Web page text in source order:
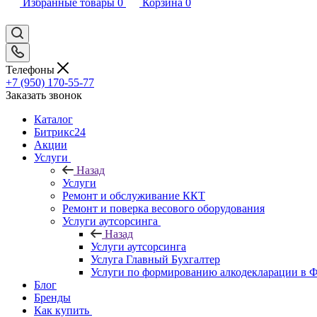
Избранные товары 0 Корзина 0
Телефоны
+7 (950) 170-55-77
Заказать звонок
Каталог
Битрикс24
Акции
Услуги
Назад
Услуги
Ремонт и обслуживание ККТ
Ремонт и поверка весового оборудования
Услуги аутсорсинга
Назад
Услуги аутсорсинга
Услуга Главный Бухгалтер
Услуги по формированию алкодекларации в
Блог
Бренды
Как купить